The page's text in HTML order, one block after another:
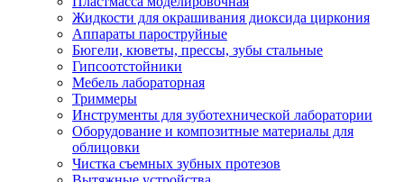
Жидкости для окрашивания диоксида циркония
Аппараты пароструйные
Бюгели, кюветы, прессы, зубы стальные
Гипсоотстойники
Мебель лабораторная
Триммеры
Инструменты для зуботехнической лаборатории
Оборудование и композитные материалы для
облицовки
Чистка съемных зубных протезов